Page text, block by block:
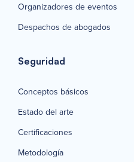
Organizadores de eventos
Despachos de abogados
Seguridad
Conceptos básicos
Estado del arte
Certificaciones
Metodología